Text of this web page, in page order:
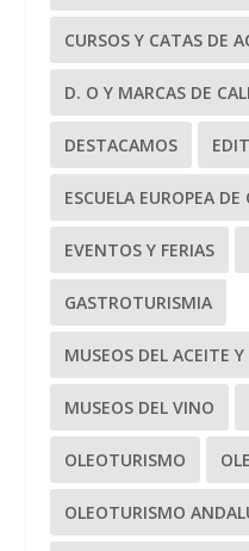
CURSOS Y CATAS DE
D. O Y MARCAS DE
DESTACAMOS
ESCUELA EUROPEA DE
EVENTOS Y FERIAS
GASTROTURISMIA
MUSEOS DEL ACEITE
MUSEOS DEL VINO
OLEOTURISMO
OLEOTURISMO